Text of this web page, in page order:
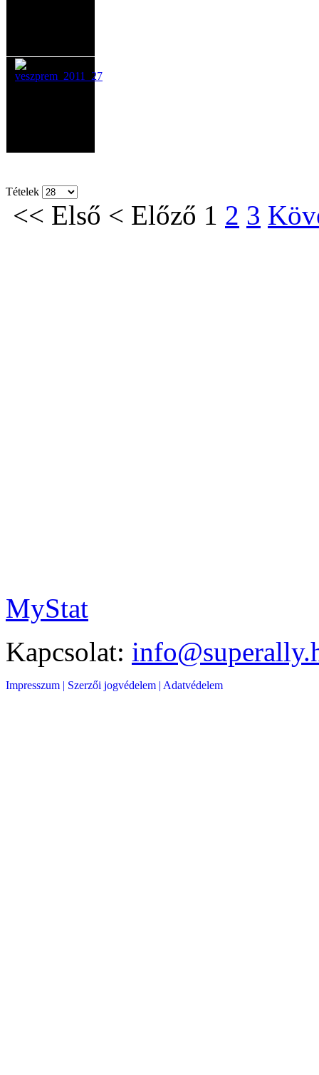
Tételek
<< Első < Előző 1 2 3
MyStat
Kapcsolat:
Impresszum | Szerzői jogvédelem | Adatvédelem